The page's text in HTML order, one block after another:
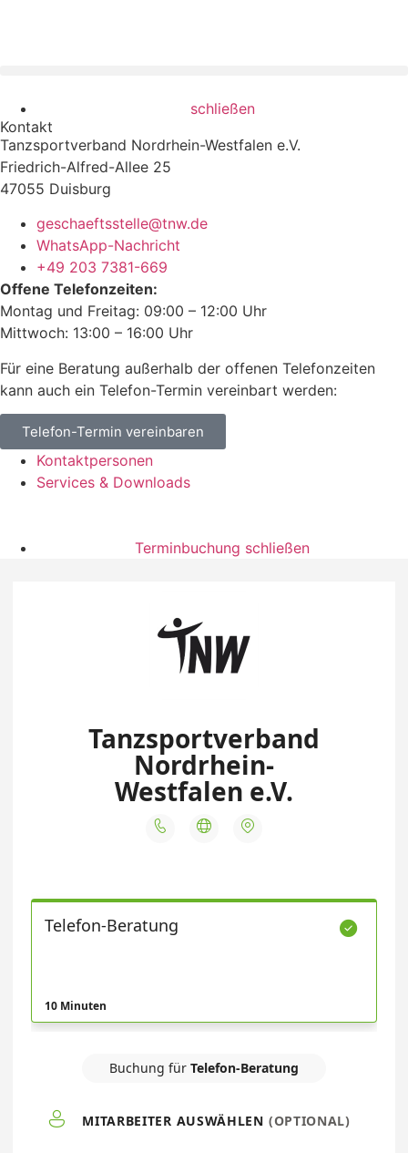
schließen
Kontakt
Tanzsportverband Nordrhein-Westfalen e.V.
Friedrich-Alfred-Allee 25
47055 Duisburg
geschaeftsstelle@tnw.de
WhatsApp-Nachricht
+49 203 7381-669
Offene Telefonzeiten:
Montag und Freitag: 09:00 – 12:00 Uhr
Mittwoch: 13:00 – 16:00 Uhr
Für eine Beratung außerhalb der offenen Telefonzeiten
kann auch ein Telefon-Termin vereinbart werden:
Telefon-Termin vereinbaren
Kontaktpersonen
Services & Downloads
Terminbuchung schließen